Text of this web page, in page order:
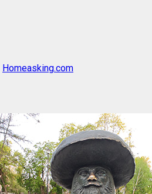
Homeasking.com